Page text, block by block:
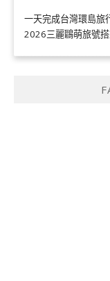
一天完成台灣環島旅
2026三麗鷗萌旅號